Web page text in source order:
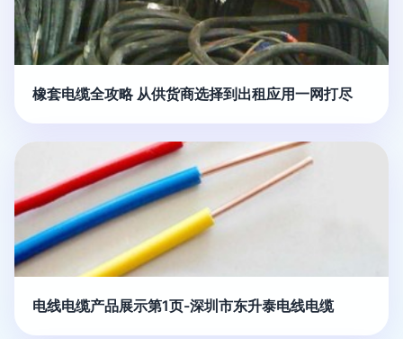
橡套电缆全攻略 从供货商选择到出租应用一网打尽
电线电缆产品展示第1页-深圳市东升泰电线电缆